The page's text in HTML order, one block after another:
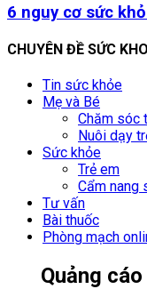
6 nguy cơ sức
CHUYÊN ĐỀ SỨC
Tin sức khỏe
Mẹ và Bé
Chăm sóc
Nuôi dạy
Sức khỏe
Trẻ em
Cẩm nang
Tư vấn
Bài thuốc
Phòng mạch
Quảng